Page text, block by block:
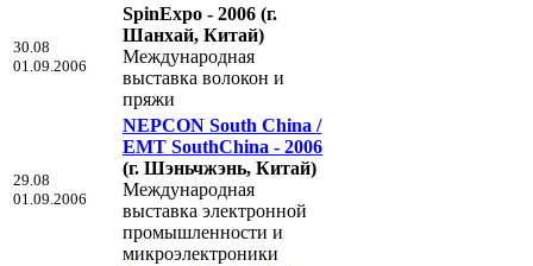
30.08
01.09.2006
SpinExpo - 2006 (г.
Шанхай, Китай)
Международная
выставка волокон и
пряжи
29.08
01.09.2006
NEPCON South China /
EMT SouthChina - 2006
(г. Шэньчжэнь, Китай)
Международная
выставка электронной
промышленности и
микроэлектроники